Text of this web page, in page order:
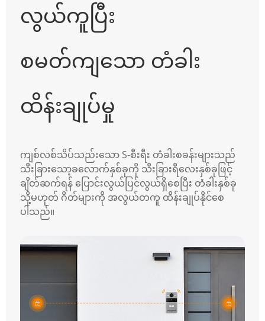
လွယ်ကူပြီး
စမတ်ကျသော တံခါး
ထိန်းချုပ်မှု
ကျစ်လစ်သိပ်သည်းသော S-စီးရီး တံခါးစခန်းများသည်
သီးခြားသော့ခလောက်နှစ်ခုကို သီးခြားရီလေးနှစ်ခုဖြင့်
ချိတ်ဆက်ရန် ပြောင်းလွယ်ပြင်လွယ်ရှိစေပြီး တံခါးနှစ်ခု
သို့မဟုတ် ဂိတ်များကို အလွယ်တကူ ထိန်းချုပ်နိုင်စေ
ပါသည်။